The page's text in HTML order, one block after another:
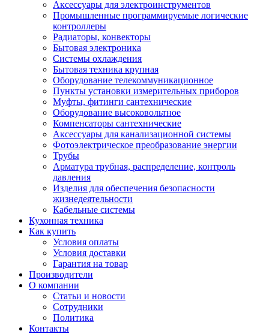
Аксессуары для электроинструментов
Промышленные программируемые логические
контроллеры
Радиаторы, конвекторы
Бытовая электроника
Системы охлаждения
Бытовая техника крупная
Оборудование телекоммуникационное
Пункты установки измерительных приборов
Муфты, фитинги сантехнические
Оборудование высоковольтное
Компенсаторы сантехнические
Аксессуары для канализационной системы
Фотоэлектрическое преобразование энергии
Трубы
Арматура трубная, распределение, контроль
давления
Изделия для обеспечения безопасности
жизнедеятельности
Кабельные системы
Кухонная техника
Как купить
Условия оплаты
Условия доставки
Гарантия на товар
Производители
О компании
Статьи и новости
Сотрудники
Политика
Контакты